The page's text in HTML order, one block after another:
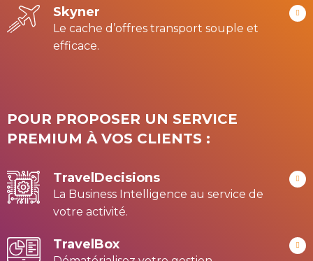
Skyner
Le cache d’offres transport souple et
efficace.
POUR PROPOSER UN SERVICE
PREMIUM À VOS CLIENTS :
TravelDecisions
La Business Intelligence au service de
votre activité.
TravelBox